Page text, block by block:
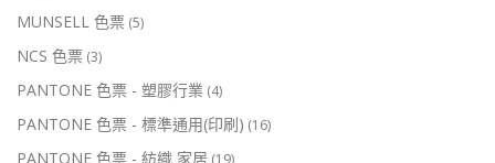
MUNSELL 色票 (5)
NCS 色票 (3)
PANTONE 色票 - 塑膠行業 (4)
PANTONE 色票 - 標準通用(印刷) (16)
PANTONE 色票 - 紡織 家居 (19)